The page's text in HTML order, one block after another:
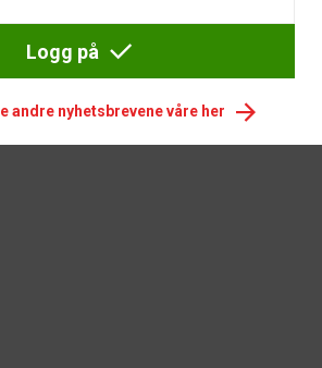
Logg på
andre nyhetsbrevene våre her